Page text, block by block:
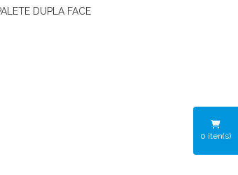
PALETE DUPLA FACE
0 iten(s)